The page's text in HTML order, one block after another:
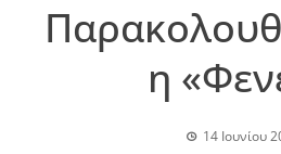
η
14 Ιουνίου